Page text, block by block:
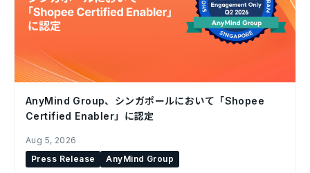
AnyMind Group、シンガポールにおいて「Shopee
Certified Enabler」に認定
Aug 5, 2026
Press Release
AnyMind Group